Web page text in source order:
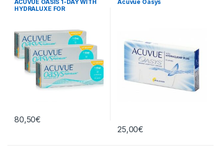
ACUVUE OASIS 1-DAY WITH
HYDRALUXE FOR
80,50€
Acuvue Oasys
25,00€